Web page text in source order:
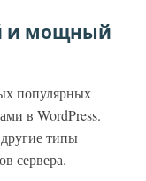
и мощный
популярных
в WordPress.
типы
сервера.